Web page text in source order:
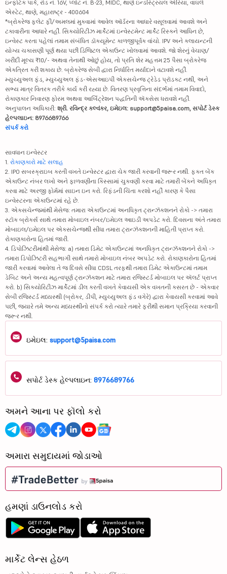
ઇન્ફોટેક પાર્ક, રોડ નં. 16V, પ્લોટ નં. B-23, MIDC, થાણે ઇન્ડસ્ટ્રિયલ એરિયા, વાઘલે
એસ્ટેટ, થાણે, મહારાષ્ટ્ર - 400604
*બ્રોકરેજ ફ્લેટ ફી/અમલમાં મુકવામાં આવેલ ઑર્ડરના આધારે વસૂલવામાં આવશે અને
ટકાવારીના આધારે નહીં. સિક્યોરિટીઝ માર્કેટમાં ઇન્વેસ્ટમેન્ટ માર્કેટ રિસ્કને આધિન છે,
ઇન્વેસ્ટ કરતા પહેલાં તમામ સંબંધિત ડૉક્યૂમેન્ટ કાળજીપૂર્વક વાંચો. IPV અને ક્લાયન્ટની
યોગ્ય ચકાસણી પૂર્ણ થયા પછી ડિજિટલ એકાઉન્ટ ખોલવામાં આવશે. જો શેરનું વેચાણ/
ખરીદી મૂલ્ય ₹10/- અથવા તેનાથી ઓછું હોય, તો પ્રતિ શેર મહત્તમ 25 પૈસા બ્રોકરેજ
એકત્રિત કરી શકાય છે. બ્રોકરેજ સેબી દ્વારા નિર્ધારિત મર્યાદાને વટાવશે નહીં.
મ્યુચ્યુઅલ ફંડ, મ્યુચ્યુઅલ ફંડ-એસઆઇપી એક્સચેન્જ ટ્રેડેડ પ્રૉડક્ટ નથી, અને
સભ્ય માત્ર વિતરક તરીકે કાર્ય કરી રહ્યા છે. વિતરણ પ્રવૃત્તિના સંદર્ભમાં તમામ વિવાદો,
રોકાણકાર નિવારણ ફોરમ અથવા આર્બિટ્રેશન પદ્ધતિની ઍક્સેસ ધરાવશે નહીં.
અનુપાલન અધિકારી: શ્રી. રવિન્દ્ર કલ્વંકર, ઇમેઇલ: support@5paisa.com, સપોર્ટ ડેસ્ક
હેલ્પલાઇન: 8976689766
સંપર્ક કરો
સાવધાન ઇન્વેસ્ટર
1. રોકાણકારો માટે સલાહ
2. IPO સબસ્ક્રાઇબ કરતી વખતે ઇન્વેસ્ટર દ્વારા ચેક જારી કરવાની જરૂર નથી. ફક્ત બેંક
એકાઉન્ટ નંબર લખો અને ફાળવણીના કિસ્સામાં ચુકવણી કરવા માટે તમારી બેંકને અધિકૃત
કરવા માટે અરજી ફોર્મમાં સાઇન ઇન કરો. રિફંડની ચિંતા કરશો નહીં કારણ કે પૈસા
ઇન્વેસ્ટરના એકાઉન્ટમાં રહે છે.
3. એક્સચેન્જમાંથી મેસેજ: તમારા એકાઉન્ટમાં અનધિકૃત ટ્રાન્ઝૅક્શનને રોકો -> તમારા
સ્ટૉક બ્રોકર્સ સાથે તમારા મોબાઇલ નંબર/ઇમેઇલ આઇડી અપડેટ કરો. દિવસના અંતે તમારા
મોબાઇલ/ઇમેઇલ પર એક્સચેન્જથી સીધા તમારા ટ્રાન્ઝૅક્શનની માહિતી પ્રાપ્ત કરો.
રોકાણકારોના હિતમાં જારી.
4. ડિપોઝિટરીમાંથી મેસેજ: a) તમારા ડિમેટ એકાઉન્ટમાં અનધિકૃત ટ્રાન્ઝૅક્શનને રોકો ->
તમારા ડિપોઝિટરી સહભાગી સાથે તમારો મોબાઇલ નંબર અપડેટ કરો. રોકાણકારોના હિતમાં
જારી કરવામાં આવેલા તે જ દિવસે સીધા CDSL તરફથી તમારા ડિમેટ એકાઉન્ટમાં તમામ
ડેબિટ અને અન્ય મહત્વપૂર્ણ ટ્રાન્ઝૅક્શન માટે તમારા રજિસ્ટર્ડ મોબાઇલ પર ઍલર્ટ પ્રાપ્ત
કરો. b) સિક્યોરિટીઝ માર્કેટમાં ડીલ કરતી વખતે કેવાયસી એક વખતની કસરત છે - એકવાર
સેબી રજિસ્ટર્ડ મધ્યસ્થી (બ્રોકર, ડીપી, મ્યુચ્યુઅલ ફંડ વગેરે) દ્વારા કેવાયસી કરવામાં આવે
પછી, જ્યારે તમે અન્ય મધ્યસ્થીનો સંપર્ક કરો ત્યારે તમારે ફરીથી સમાન પ્રક્રિયા કરવાની
જરૂર નથી.
ઇમેઇલ: support@5paisa.com
સપોર્ટ ડેસ્ક હેલ્પલાઇન: 8976689766
અમને આના પર ફૉલો કરો
અમારા સમુદાયમાં જોડાઓ
હમણાં ડાઉનલોડ કરો
માર્કેટ લેન્સ હેઠળ